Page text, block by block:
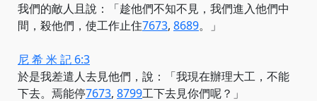
我們的敵人且說：「趁他們不知不見，我們進入他們中
間，殺他們，使工作止住7673, 8689。」
尼 希 米 記 6:3
於是我差遣人去見他們，說：「我現在辦理大工，不能
下去。焉能停7673, 8799工下去見你們呢？」